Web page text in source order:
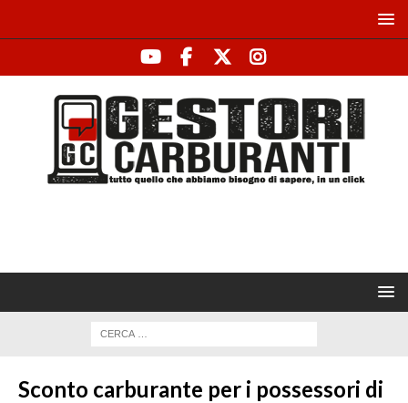
Sconto carburante per i possessori di